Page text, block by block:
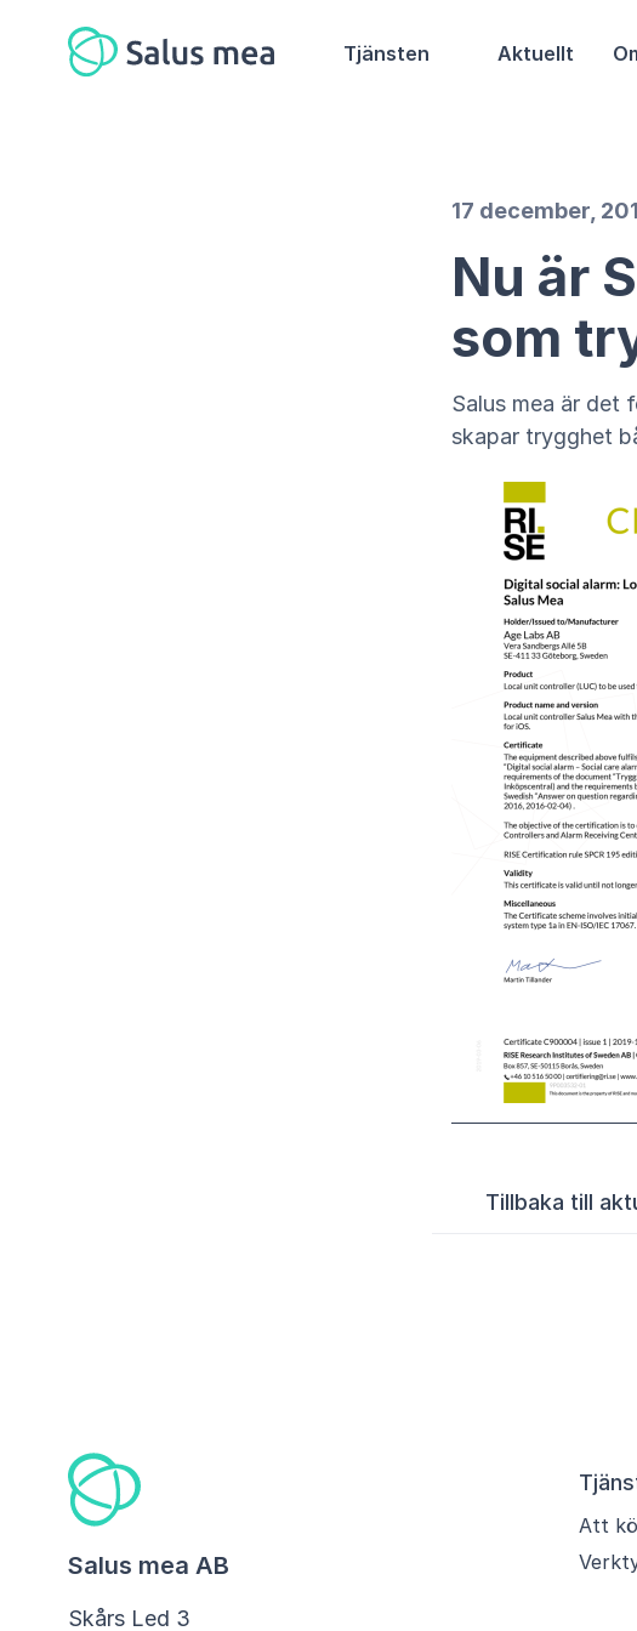
Tjänsten Aktuellt
17 december,
Nu är
som
Salus mea är det
skapar trygghet
Tillbaka till
Salus mea AB
Skårs Led 3
Att